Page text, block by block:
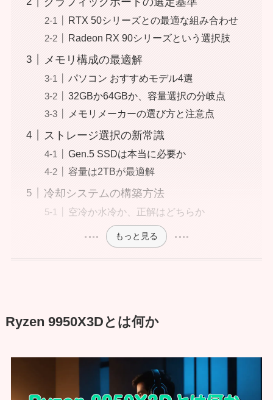
RTX 50シリーズとの最適な組み合わせ
Radeon RX 90シリーズという選択肢
メモリ構成の最適解
パソコン おすすめモデル4選
32GBか64GBか、容量選択の分岐点
メモリメーカーの選び方と注意点
ストレージ選択の新常識
Gen.5 SSDは本当に必要か
容量は2TBが最適解
冷却システムの構築方法
空冷か水冷か、正解はどちらか
もっと見る
Ryzen 9950X3Dとは何か